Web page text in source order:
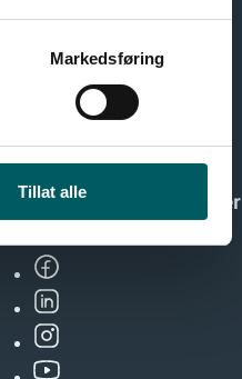
Markedsføring
Tillat alle
Følg oss på sosiale medier